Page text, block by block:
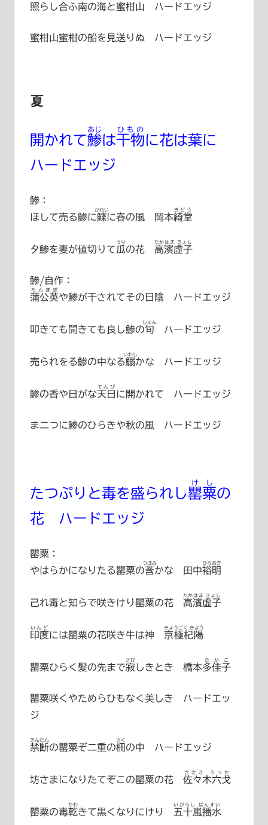
照らし合ふ南の海と蜜柑山 ハードエッジ
蜜柑山蜜柑の船を見送りぬ ハードエッジ
夏
開かれて鯵
あじ
は干物
ひもの
に花は葉に
ハードエッジ
鯵：
ほして売る鯵に鰈
かれい
に春の風 岡本綺堂
きどう
夕鯵を妻が値切りて瓜
うり
の花 高濱虚子
たかはま きょし
鯵/自作：
蒲公英
たんぽぽ
や鯵が干されてその日陰 ハードエッジ
叩きても開きても良し鯵の旬
しゅん
ハードエッジ
売られをる鯵の中なる鰯
いわし
かな ハードエッジ
鯵の香や日がな天日
てんぴ
に開かれて ハードエッジ
ま二つに鯵のひらきや秋の風 ハードエッジ
たつぷりと毒を盛られし罌粟
けし
の
花 ハードエッジ
罌粟：
やはらかになりたる罌粟の莟
つぼみ
かな 田中裕明
ひろあき
己れ毒と知らで咲きけり罌粟の花 高濱虚子
たかはま きょし
印度
いんど
には罌粟の花咲き牛は神 京極杞陽
きょうごく きよう
罌粟ひらく髪の先まで寂
さび
しきとき 橋本多佳子
たかこ
罌粟咲くやためらひもなく美しき ハードエッ
ジ
禁断
きんだん
の罌粟ぞ二重の柵
さく
の中 ハードエッジ
坊さまになりたてぞこの罌粟の花 佐々木六戈
ささき ろっか
罌粟の毒乾
かわ
きて黒くなりにけり 五十嵐播水
いがらし ばんすい